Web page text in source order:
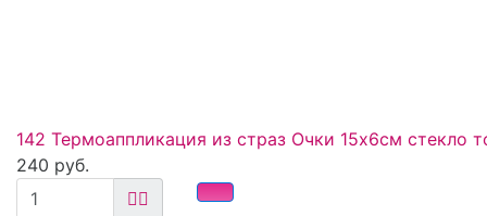
142 Термоаппликация из страз Очки 15х6см стекло
240 руб.